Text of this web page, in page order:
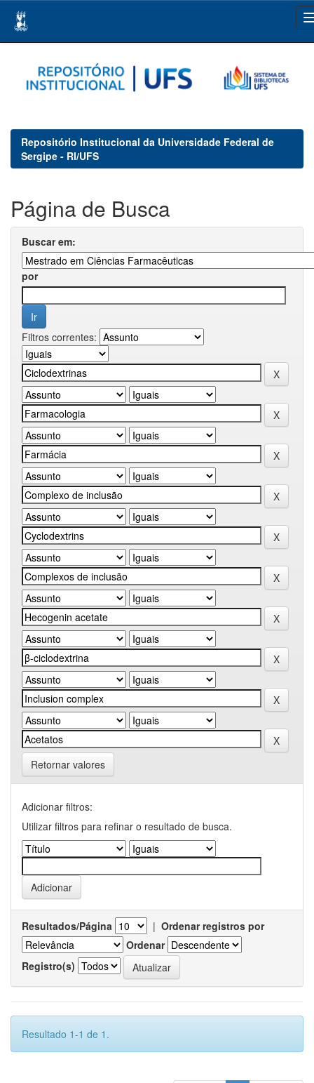
navigation
Repositório Institucional da Universidade Federal de
Sergipe - RI/UFS
Página de Busca
Buscar em:
por
Filtros correntes:
Retornar valores
Adicionar filtros:
Utilizar filtros para refinar o resultado de busca.
Resultados/Página | Ordenar registros por
Ordenar
Registro(s)
Resultado 1-1 de 1.